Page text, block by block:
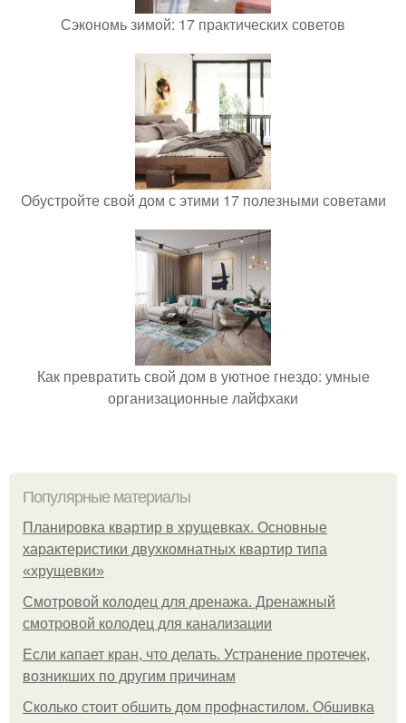
Сэкономь зимой: 17 практических советов
Обустройте свой дом с этими 17 полезными советами
Как превратить свой дом в уютное гнездо: умные
организационные лайфхаки
Популярные материалы
Планировка квартир в хрущевках. Основные
характеристики двухкомнатных квартир типа
«хрущевки»
Смотровой колодец для дренажа. Дренажный
смотровой колодец для канализации
Если капает кран, что делать. Устранение протечек,
возникших по другим причинам
Сколько стоит обшить дом профнастилом. Обшивка